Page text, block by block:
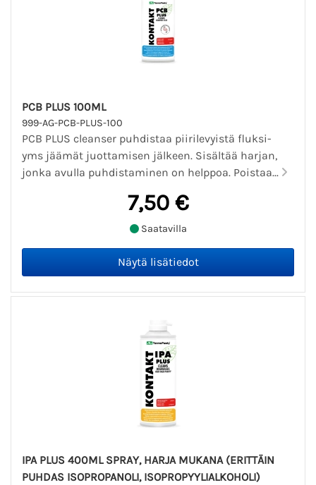
PCB PLUS 100ML
999-AG-PCB-PLUS-100
PCB PLUS cleanser puhdistaa piirilevyistä fluksi-
yms jäämät juottamisen jälkeen. Sisältää harjan,
jonka avulla puhdistaminen on helppoa. Poistaa...
7,50 €
Saatavilla
IPA PLUS 400ML SPRAY, HARJA MUKANA (ERITTÄIN
PUHDAS ISOPROPANOLI, ISOPROPYYLIALKOHOLI)